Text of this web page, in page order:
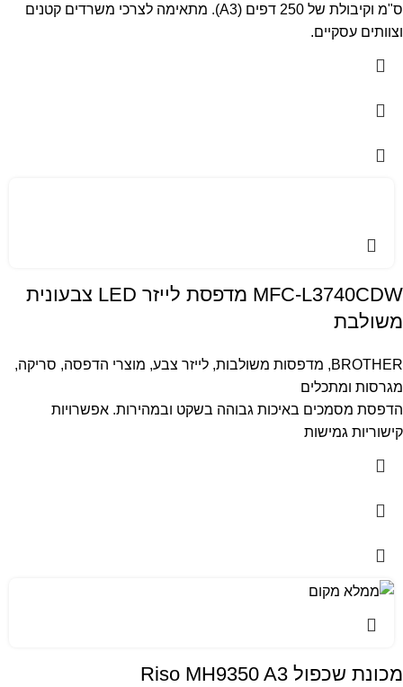
ס"מ וקיבולת של 250 דפים (A3). מתאימה לצרכי משרדים קטנים
וצוותים עסקיים.
MFC-L3740CDW מדפסת לייזר LED צבעונית
משולבת
BROTHER
, מדפסות משולבות, לייזר צבע, מוצרי הדפסה, סריקה,
מגרסות ומתכלים
הדפסת מסמכים באיכות גבוהה בשקט ובמהירות. אפשרויות
קישוריות גמישות
מכונת שכפול Riso MH9350 A3